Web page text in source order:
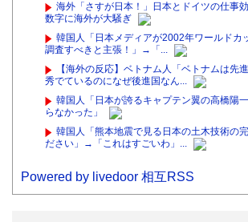
海外「さすが日本！」日本とドイツの仕事
数字に海外が大騒ぎ
韓国人「日本メディアが2002年ワールドカ
調査すべきと主張！」→「...
【海外の反応】ベトナム人「ベトナムは先
秀でているのになぜ後進国なん...
韓国人「日本が誇るキャプテン翼の高橋陽
らなかった」
韓国人「熊本地震で見る日本の土木技術の
ださい」→「これはすごいわ」...
Powered by livedoor 相互RSS